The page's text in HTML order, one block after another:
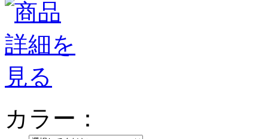
カラー：